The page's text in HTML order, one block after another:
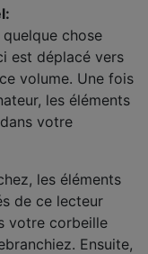
chose
est déplacé vers
volume. Une fois
les éléments
votre
les éléments
de ce lecteur
votre corbeille
Ensuite,